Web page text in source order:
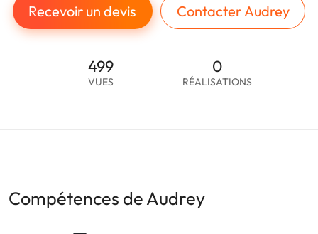
Recevoir un devis Contacter Audrey
499
VUES
0
RÉALISATIONS
Compétences de Audrey